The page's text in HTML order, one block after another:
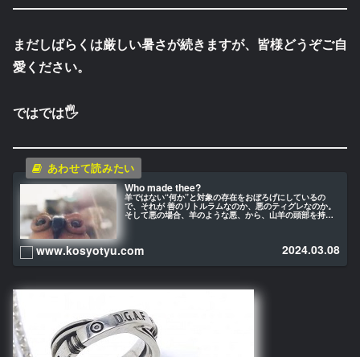
まだしばらくは厳しい暑さが続きますが、皆様どうぞご自
愛ください。
ではでは🖐️
Who made thee?
羊ではない“何か”と対象の存在をおぼろげにしているの
で、それが 善のリトルラムなのか、悪のティグレなのか。
そして悪の場合、羊のような悪、から、山羊の頭部を持つ
www.kosyotyu.com 2024.03.08